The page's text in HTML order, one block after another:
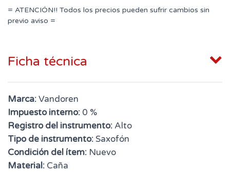
= ATENCIÓN!! Todos los precios pueden sufrir cambios sin
previo aviso =
Ficha técnica
Marca:Vandoren
Impuesto interno: 0 %
Registro del instrumento: Alto
Tipo de instrumento:Saxofón
Condición del ítem: Nuevo
Material: Caña